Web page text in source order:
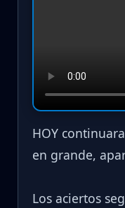
HOY
en grande,
Los aciertos